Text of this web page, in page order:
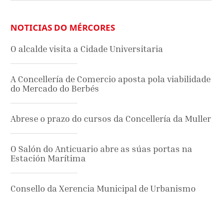
NOTICIAS DO MÉRCORES
O alcalde visita a Cidade Universitaria
A Concellería de Comercio aposta pola viabilidade
do Mercado do Berbés
Abrese o prazo do cursos da Concellería da Muller
O Salón do Anticuario abre as súas portas na
Estación Marítima
Consello da Xerencia Municipal de Urbanismo